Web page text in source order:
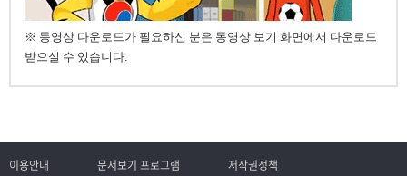
※ 동영상 다운로드가 필요하신 분은 동영상 보기 화면에서 다운로드
받으실 수 있습니다.
이용안내 문서보기 프로그램 저작권정책